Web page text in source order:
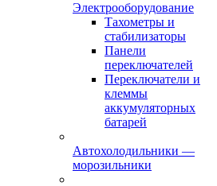
Электрооборудование
Тахометры и
стабилизаторы
Панели
переключателей
Переключатели и
клеммы
аккумуляторных
батарей
Автохолодильники —
морозильники